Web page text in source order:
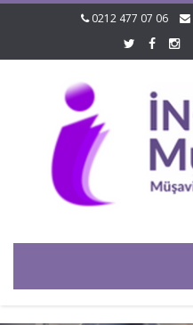
0212 477 07 06